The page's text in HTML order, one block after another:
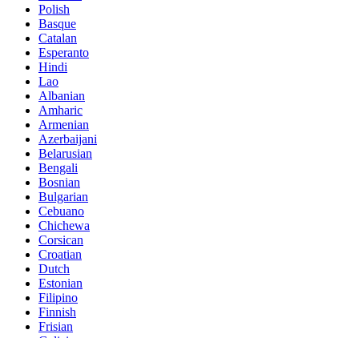
Polish
Basque
Catalan
Esperanto
Hindi
Lao
Albanian
Amharic
Armenian
Azerbaijani
Belarusian
Bengali
Bosnian
Bulgarian
Cebuano
Chichewa
Corsican
Croatian
Dutch
Estonian
Filipino
Finnish
Frisian